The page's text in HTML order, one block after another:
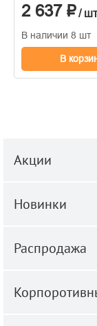
1.06м x 10.05
2 637 ₽/ шт
В наличии 8 шт
В
Акции
Новинки
Распродажа